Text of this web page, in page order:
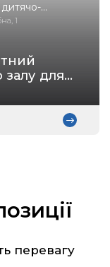
дитячо-
спортивна
1
для
перевагу